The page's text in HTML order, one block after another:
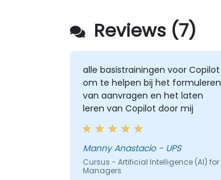
Reviews (7)
alle basistrainingen voor Copilot
om te helpen bij het formuleren
van aanvragen en het laten
leren van Copilot door mij
Manny Anastacio - UPS
Cursus - Artificial Intelligence (AI) for
Managers